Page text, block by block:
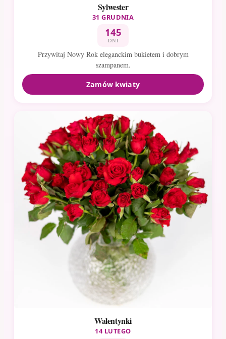
Sylwester
31 GRUDNIA
145
DNI
Przywitaj Nowy Rok eleganckim bukietem i dobrym
szampanem.
Zamów kwiaty
Walentynki
14 LUTEGO